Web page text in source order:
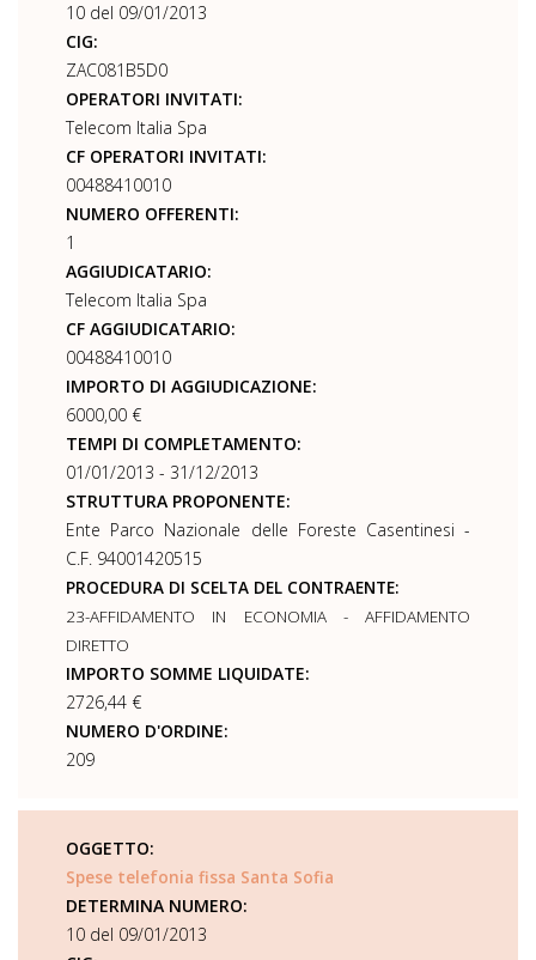
10 del 09/01/2013
CIG:
ZAC081B5D0
OPERATORI INVITATI:
Telecom Italia Spa
CF OPERATORI INVITATI:
00488410010
NUMERO OFFERENTI:
1
AGGIUDICATARIO:
Telecom Italia Spa
CF AGGIUDICATARIO:
00488410010
IMPORTO DI AGGIUDICAZIONE:
6000,00 €
TEMPI DI COMPLETAMENTO:
01/01/2013 - 31/12/2013
STRUTTURA PROPONENTE:
Ente Parco Nazionale delle Foreste Casentinesi -
C.F. 94001420515
PROCEDURA DI SCELTA DEL CONTRAENTE:
23-AFFIDAMENTO IN ECONOMIA - AFFIDAMENTO
DIRETTO
IMPORTO SOMME LIQUIDATE:
2726,44 €
NUMERO D'ORDINE:
209
OGGETTO:
Spese telefonia fissa Santa Sofia
DETERMINA NUMERO:
10 del 09/01/2013